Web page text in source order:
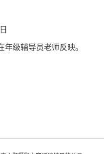
级辅导员老师反映。